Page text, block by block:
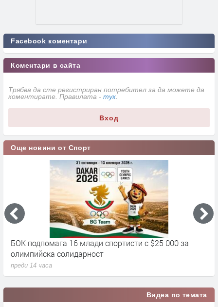
Facebook коментари
Коментари в сайта
Трябва да сте регистриран потребител за да можете да
коментирате. Правилата - тук
Вход
Още новини от Спорт
подпомага 16 млади спортисти с $25 000 за
солидарност
14 часа
Видеа по темата